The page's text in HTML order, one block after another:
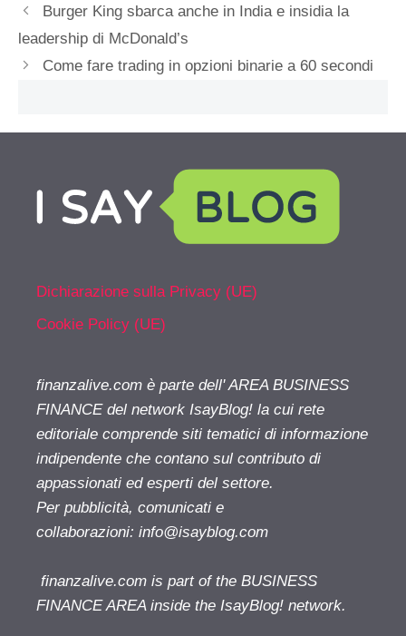
Burger King sbarca anche in India e insidia la
leadership di McDonald’s
Come fare trading in opzioni binarie a 60 secondi
Dichiarazione sulla Privacy (UE)
Cookie Policy (UE)
finanzalive.com è parte dell' AREA BUSINESS
FINANCE del network IsayBlog! la cui rete
editoriale comprende siti tematici di informazione
indipendente che contano sul contributo di
appassionati ed esperti del settore.
Per pubblicità, comunicati e
collaborazioni: info@isayblog.com
finanzalive.com is part of the BUSINESS
FINANCE AREA inside the IsayBlog! network.